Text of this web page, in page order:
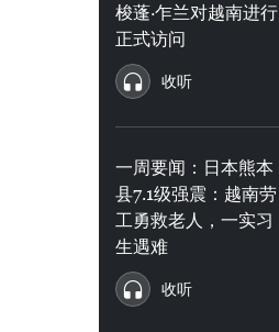
梭蓬·乍兰对越南进行
正式访问
收听
一周要闻：日本熊本
县7.1级强震：越南劳
工勇救老人，一实习
生遇难
收听